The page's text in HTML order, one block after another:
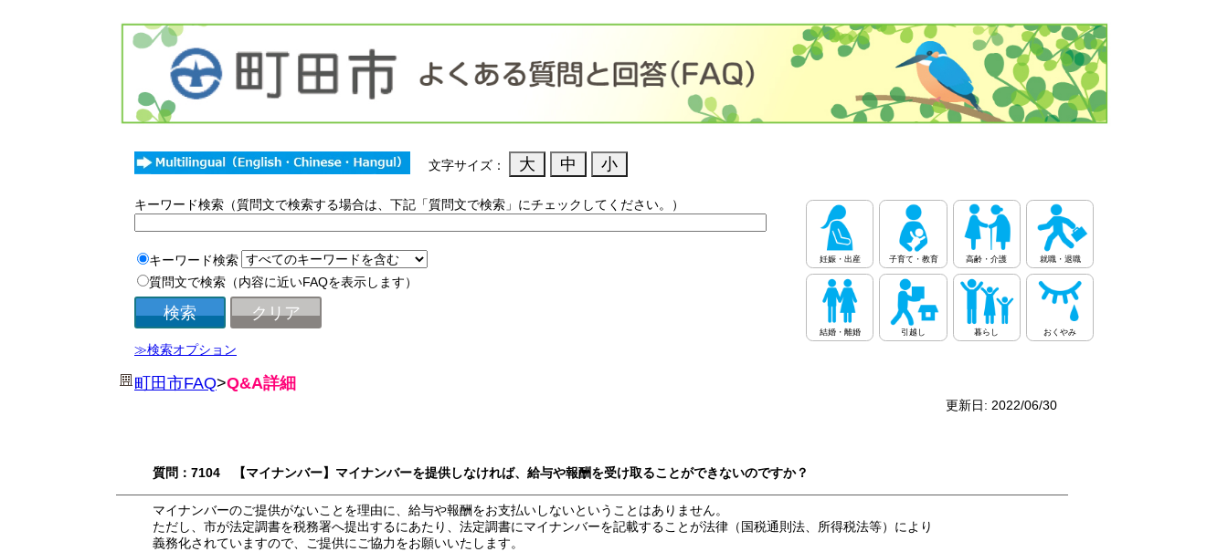
文字サイズ：
キーワード検索（質問文で検索する場合は、下記「質問文で検索」にチェックしてください。）
キーワード検索
質問文で検索（内容に近いFAQを表示します）
≫検索オプション
町田市FAQ>Q&A詳細
更新日: 2022/06/30
質問：7104 【マイナンバー】マイナンバーを提供しなければ、給与や報酬を受け取ることができないのですか？
マイナンバーのご提供がないことを理由に、給与や報酬をお支払いしないということはありません。
ただし、市が法定調書を税務署へ提出するにあたり、法定調書にマイナンバーを記載することが法律（国税通則法、所得税法等）により
義務化されていますので、ご提供にご協力をお願いいたします。
妊娠・出産 子育て・教育 高齢・介護 就職・退職
結婚・離婚 引越し 暮らし おくやみ